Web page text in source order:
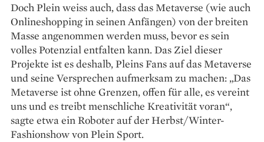
Doch Plein weiss auch, dass das Metaverse (wie auch
Onlineshopping in seinen Anfängen) von der breiten
Masse angenommen werden muss, bevor es sein
volles Potenzial entfalten kann. Das Ziel dieser
Projekte ist es deshalb, Pleins Fans auf das Metaverse
und seine Ver­sprechen aufmerksam zu machen: „Das
Meta­verse ist ohne Grenzen, offen für alle, es vereint
uns und es treibt menschliche Kreativität voran“,
sagte etwa ein Roboter auf der Herbst/Winter-
Fashionshow von Plein Sport.